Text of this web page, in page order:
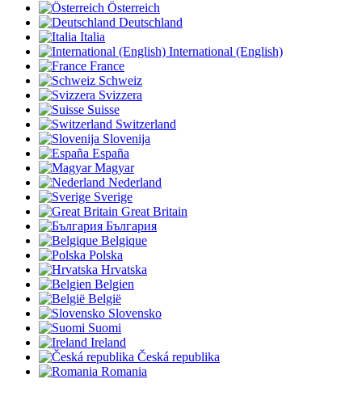
Österreich
Deutschland
Italia
International (English)
France
Schweiz
Svizzera
Suisse
Switzerland
Slovenija
España
Magyar
Nederland
Sverige
Great Britain
България
Belgique
Polska
Hrvatska
Belgien
België
Slovensko
Suomi
Ireland
Česká republika
Romania